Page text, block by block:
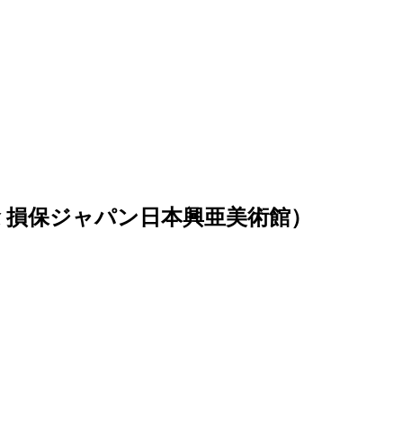
保ジャパン日本興亜美術館）